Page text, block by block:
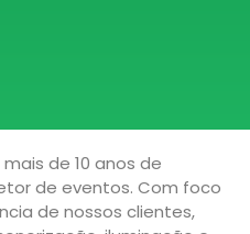
de 10 anos de
de eventos. Com foco
de nossos clientes,